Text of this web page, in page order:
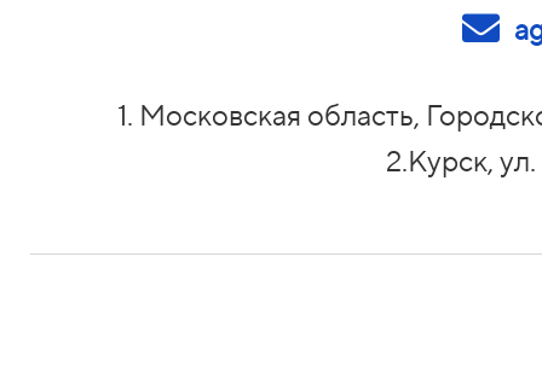
1. Московская область,
2.Курск,